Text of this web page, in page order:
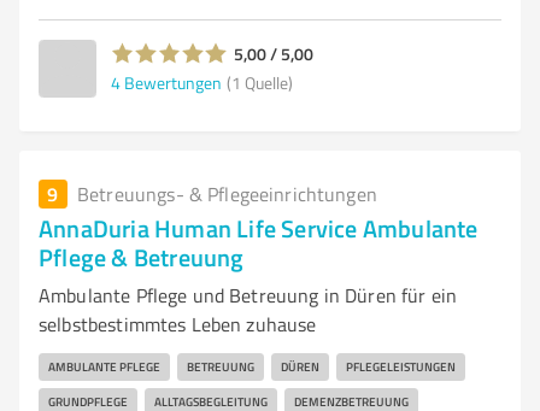
5,00 / 5,00
4 Bewertungen (1 Quelle)
9 Betreuungs- & Pflegeeinrichtungen
AnnaDuria Human Life Service Ambulante
Pflege & Betreuung
Ambulante Pflege und Betreuung in Düren für ein
selbstbestimmtes Leben zuhause
AMBULANTE PFLEGE BETREUUNG DÜREN PFLEGELEISTUNGEN
GRUNDPFLEGE ALLTAGSBEGLEITUNG DEMENZBETREUUNG